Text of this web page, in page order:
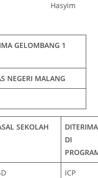
M.Pd Hasyim
GELOMBANG 1
NEGERI MALANG
SEKOLAH
DITERIMA
DI
ICP